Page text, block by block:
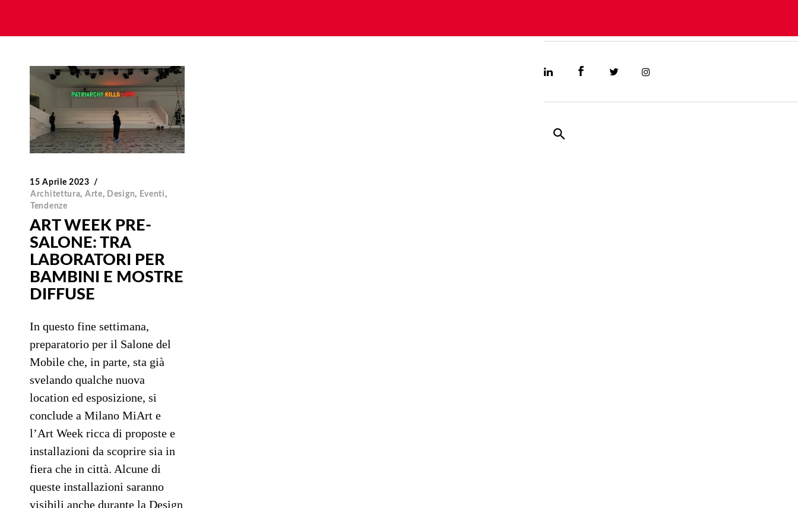
15 Aprile 2023
Architettura, Arte, Design, Eventi,
Tendenze
ART WEEK PRE-
SALONE: TRA
LABORATORI PER
BAMBINI E MOSTRE
DIFFUSE
In questo fine settimana,
preparatorio per il Salone del
Mobile che, in parte, sta già
svelando qualche nuova
location ed esposizione, si
conclude a Milano MiArt e
l’Art Week ricca di proposte e
installazioni da scoprire sia in
fiera che in città. Alcune di
queste installazioni saranno
visibili anche durante la Design